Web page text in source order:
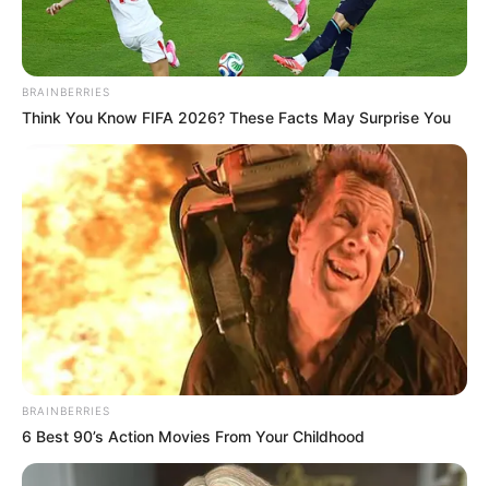
BRAINBERRIES
Think You Know FIFA 2026? These Facts May Surprise You
BRAINBERRIES
6 Best 90’s Action Movies From Your Childhood